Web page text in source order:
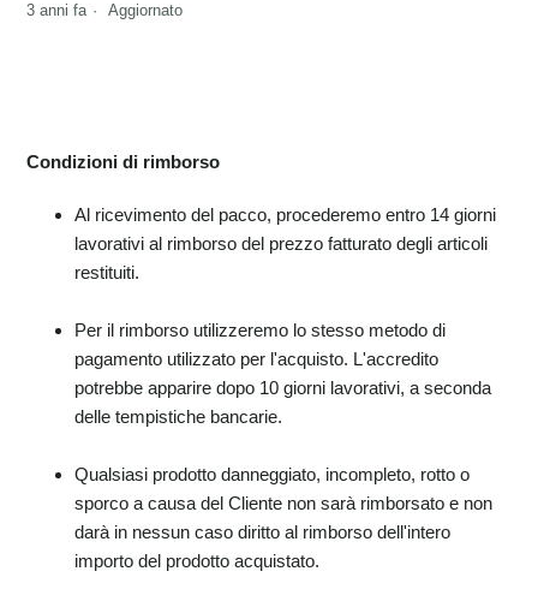
3 anni fa Aggiornato
Condizioni di rimborso
Al ricevimento del pacco, procederemo entro 14 giorni
lavorativi al rimborso del prezzo fatturato degli articoli
restituiti.
Per il rimborso utilizzeremo lo stesso metodo di
pagamento utilizzato per l'acquisto. L'accredito
potrebbe apparire dopo 10 giorni lavorativi, a seconda
delle tempistiche bancarie.
Qualsiasi prodotto danneggiato, incompleto, rotto o
sporco a causa del Cliente non sarà rimborsato e non
darà in nessun caso diritto al rimborso dell'intero
importo del prodotto acquistato.